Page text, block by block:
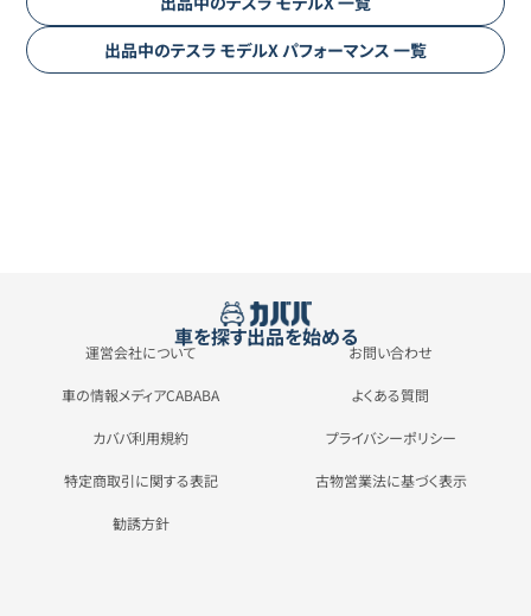
出品中のテスラ モデルXパフォーマンス 一覧
車を探す出品を始める
運営会社について お問い合わせ
車の情報メディアCABABA よくある質問
カババ利用規約 プライバシーポリシー
特定商取引に関する表記 古物営業法に基づく表示
勧誘方針